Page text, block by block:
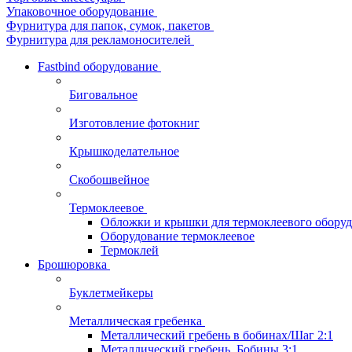
Упаковочное оборудование
Фурнитура для папок, сумок, пакетов
Фурнитура для рекламоносителей
Fastbind оборудование
Биговальное
Изготовление фотокниг
Крышкоделательное
Скобошвейное
Термоклеевое
Обложки и крышки для термоклеевого
Оборудование термоклеевое
Термоклей
Брошюровка
Буклетмейкеры
Металлическая гребенка
Металлический гребень в бобинах/Шаг 2:1
Металлический гребень. Бобины 3:1